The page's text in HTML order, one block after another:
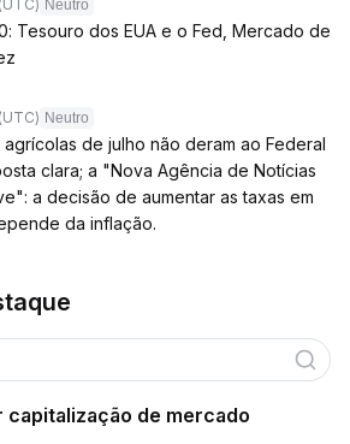
(UTC) Neutro
Tesouro dos EUA e o Fed, Mercado de
(UTC) Neutro
de julho não deram ao Federal
clara; a "Nova Agência de Notícias
a decisão de aumentar as taxas em
da inflação.
capitalização de mercado